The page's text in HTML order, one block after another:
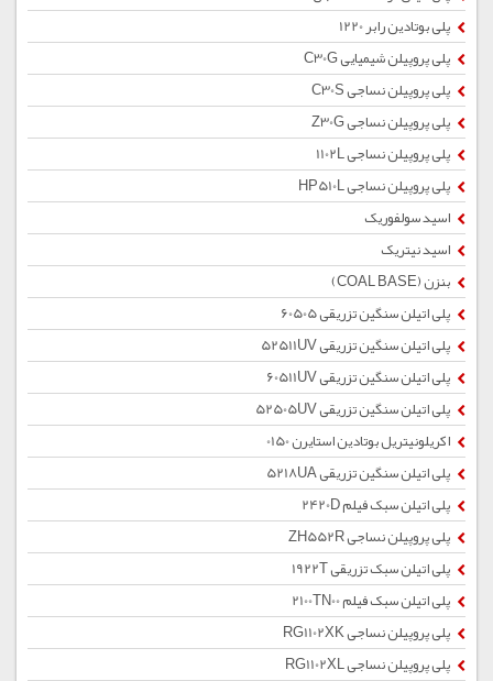
پلی بوتادین رابر 1220
پلی پروپیلن شیمیایی C30G
پلی پروپیلن نساجی C30S
پلی پروپیلن نساجی Z30G
پلی پروپیلن نساجی 1102L
پلی پروپیلن نساجی HP510L
اسید سولفوریک
اسید نیتریک
بنزن (COAL BASE)
پلی اتیلن سنگین تزریقی 60505
پلی اتیلن سنگین تزریقی 52511UV
پلی اتیلن سنگین تزریقی 60511UV
پلی اتیلن سنگین تزریقی 52505UV
اکریلونیتریل بوتادین استایرن 0150
پلی اتیلن سنگین تزریقی 5218UA
پلی اتیلن سبک فیلم 2420D
پلی پروپیلن نساجی ZH552R
پلی اتیلن سبک تزریقی 1922T
پلی اتیلن سبک فیلم 2100TN00
پلی پروپیلن نساجی RG1102XK
پلی پروپیلن نساجی RG1102XL